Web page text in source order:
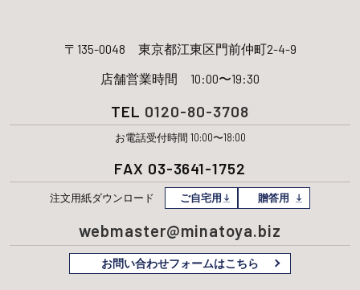
〒135-0048 東京都江東区門前仲町2-4-9
店舗営業時間 10:00〜19:30
TEL 0120-80-3708
お電話受付時間 10:00〜18:00
FAX 03-3641-1752
注文用紙ダウンロード ご自宅用 贈答用
webmaster@minatoya.biz
お問い合わせフォームはこちら